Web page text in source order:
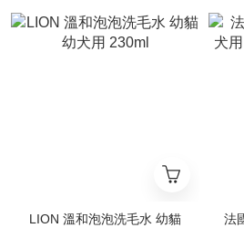
LION 溫和泡泡洗毛水 幼貓
法